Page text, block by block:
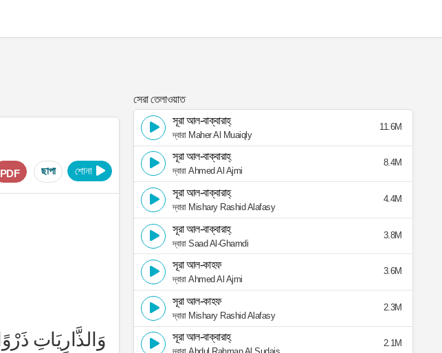
শোনা
ছাপা
PDF
وَالذَّارِيَاتِ ذَرْوًا
সেরা তেলাওয়াত
সূরা আল-বাক্বারাহ্
দ্বারা Maher Al Muaiqly
11.6M
সূরা আল-বাক্বারাহ্
দ্বারা Ahmed Al Ajmi
8.4M
সূরা আল-বাক্বারাহ্
দ্বারা Mishary Rashid Alafasy
4.4M
সূরা আল-বাক্বারাহ্
দ্বারা Saad Al-Ghamdi
3.8M
সূরা আল-কাহফ
দ্বারা Ahmed Al Ajmi
3.6M
সূরা আল-কাহফ
দ্বারা Mishary Rashid Alafasy
2.3M
সূরা আল-বাক্বারাহ্
2.1M